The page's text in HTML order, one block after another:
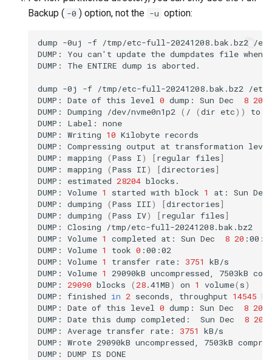
Backup ( -0 ) option, not the -u option:
dump -0uj -f /tmp/etc-full-20241208.bak.bz2
/
DUMP:
You can' t update the dumpdates file when
DUMP:
The ENTIRE dump is aborted.
dump -0j -f /tmp/etc-full-20241208.bak.bz2
/etc/
DUMP:
Date of this level 0 dump: Sun Dec 8 20
DUMP:
Dumping /dev/nvme0n1p2 ( / (dir etc)) to
DUMP:
Label:
none
DUMP:
Writing 10 Kilobyte records
DUMP:
Compressing output at transformation level
DUMP:
mapping (Pass I) [regular files]
DUMP:
mapping (Pass II) [directories]
DUMP:
estimated 28204 blocks.
DUMP:
Volume 1 started with block 1 at: Sun Dec
DUMP:
dumping (Pass III) [directories]
DUMP:
dumping (Pass IV) [regular files]
DUMP:
Closing
/tmp/etc-full-20241208.bak.bz2
DUMP:
Volume 1 completed at: Sun Dec 8 20
DUMP:
Volume 1 took 0 :00:02
DUMP:
Volume 1 transfer rate: 3751
kB/s
DUMP:
Volume 1 29090kB uncompressed, 7503kB
DUMP:
29090 blocks ( 28.41MB) on 1 volume( s)
DUMP:
finished in 2 seconds, throughput 14545
DUMP:
Date of this level 0 dump: Sun Dec 8 20
DUMP:
Date this dump completed: Sun Dec 8 20
DUMP:
Average transfer rate: 3751
kB/s
DUMP:
Wrote 29090kB uncompressed, 7503kB
DUMP:
DUMP IS